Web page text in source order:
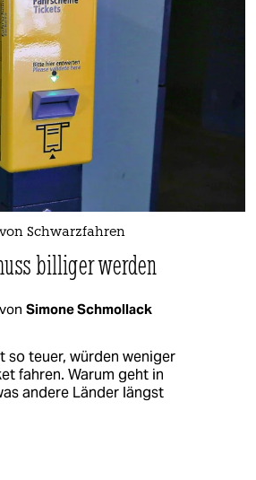
Schwarzfahren
billiger werden
Simone Schmollack
so teuer, würden weniger
fahren. Warum geht in
andere Länder längst